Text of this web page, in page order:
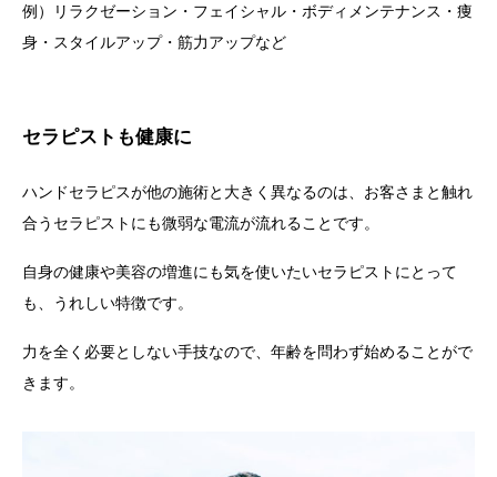
例）リラクゼーション・フェイシャル・ボディメンテナンス・痩
身・スタイルアップ・筋力アップなど
セラピストも健康に
ハンドセラピスが他の施術と大きく異なるのは、お客さまと触れ
合うセラピストにも微弱な電流が流れることです。
自身の健康や美容の増進にも気を使いたいセラピストにとって
も、うれしい特徴です。
力を全く必要としない手技なので、年齢を問わず始めることがで
きます。